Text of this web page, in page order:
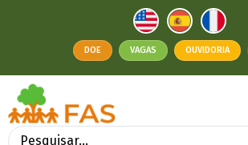
DOE VAGAS OUVIDORIA